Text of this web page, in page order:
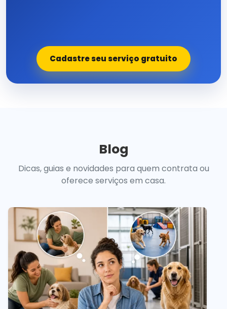
Cadastre seu serviço gratuito
Blog
Dicas, guias e novidades para quem contrata ou
oferece serviços em casa.